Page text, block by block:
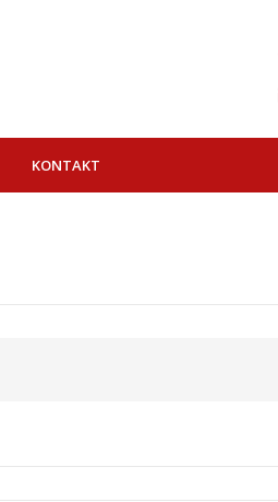
KONTAKT